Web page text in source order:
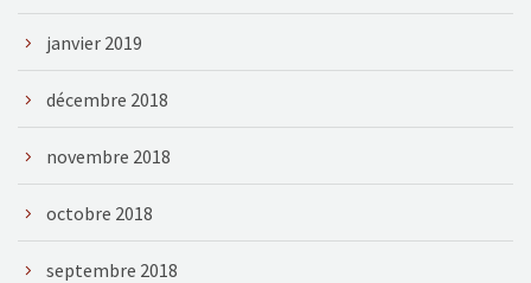
janvier 2019
décembre 2018
novembre 2018
octobre 2018
septembre 2018